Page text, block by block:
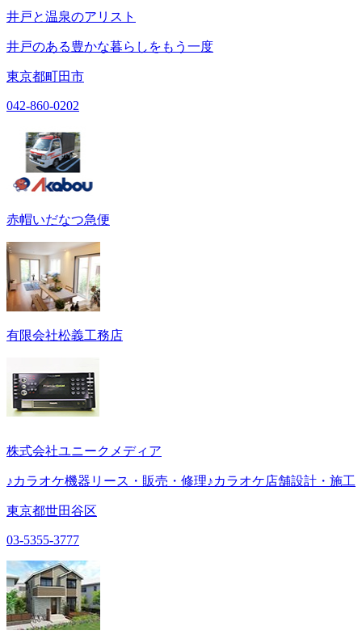
井戸と温泉のアリスト
井戸のある豊かな暮らしをもう一度
東京都町田市
042-860-0202
赤帽いだなつ急便
有限会社松義工務店
株式会社ユニークメディア
♪カラオケ機器リース・販売・修理♪カラオケ店舗設計・施工
東京都世田谷区
03-5355-3777